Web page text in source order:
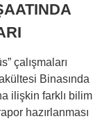
çalışmaları
Binasında
ilişkin farklı bilim
hazırlanması